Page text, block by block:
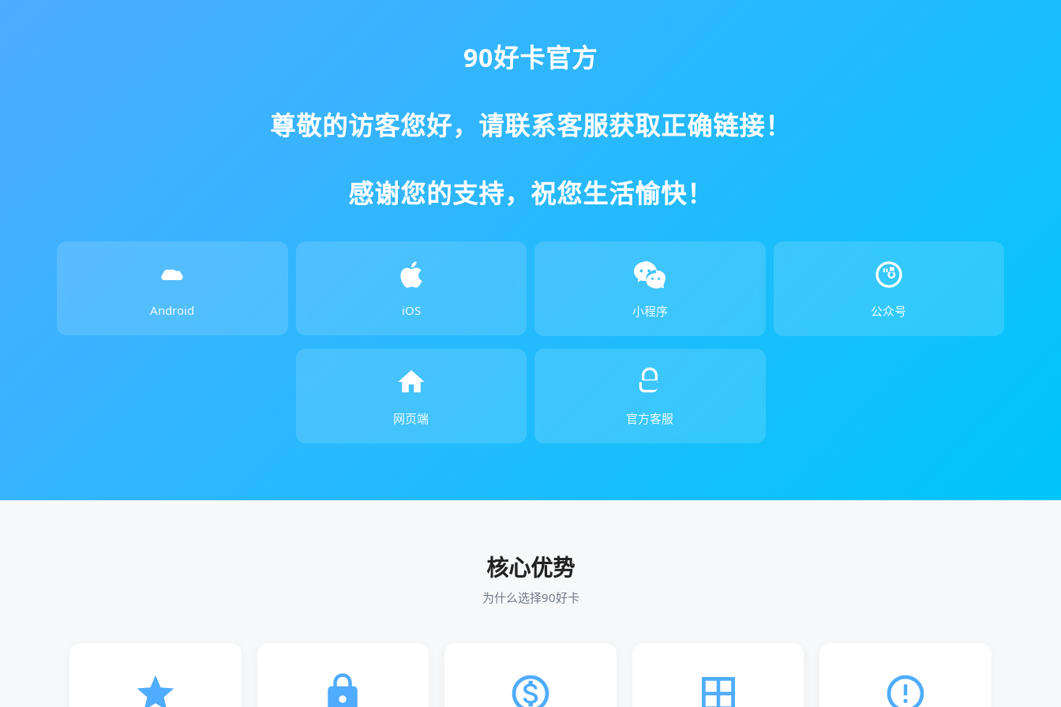
90好卡官方
尊敬的访客您好，请联系客服获取正确链接！
感谢您的支持，祝您生活愉快！
Android iOS 小程序 公众号
网页端 官方客服
核心优势
为什么选择90好卡